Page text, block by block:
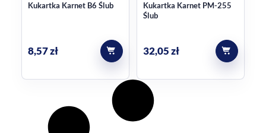
Kukartka Karnet B6 Ślub
8,57zł
Kukartka Karnet PM-255
Ślub
32,05zł